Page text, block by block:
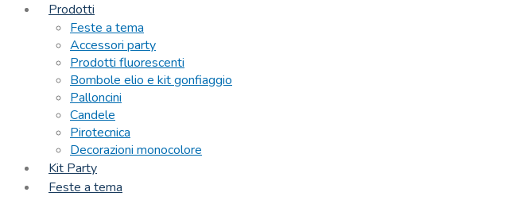
Prodotti
Feste a tema
Accessori party
Prodotti fluorescenti
Bombole elio e kit gonfiaggio
Palloncini
Candele
Pirotecnica
Decorazioni monocolore
Kit Party
Feste a tema